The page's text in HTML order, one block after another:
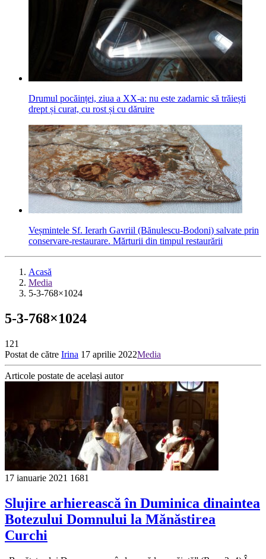
Drumul pocăinței, ziua a XX-a: nu este zadarnic să trăiești
drept și curat, cu rost și cu dăruire
Veșmintele Sf. Ierarh Gavriil (Bănulescu-Bodoni) salvate prin
conservare-restaurare. Mărturii din timpul restaurării
Acasă
Media
5-3-768×1024
5-3-768×1024
121
Postat de către Irina 17 aprilie 2022Media
Articole postate de același autor
17 ianuarie 2021 1681
Slujire arhierească în Duminica dinaintea
Botezului Domnului la Mănăstirea
Curchi